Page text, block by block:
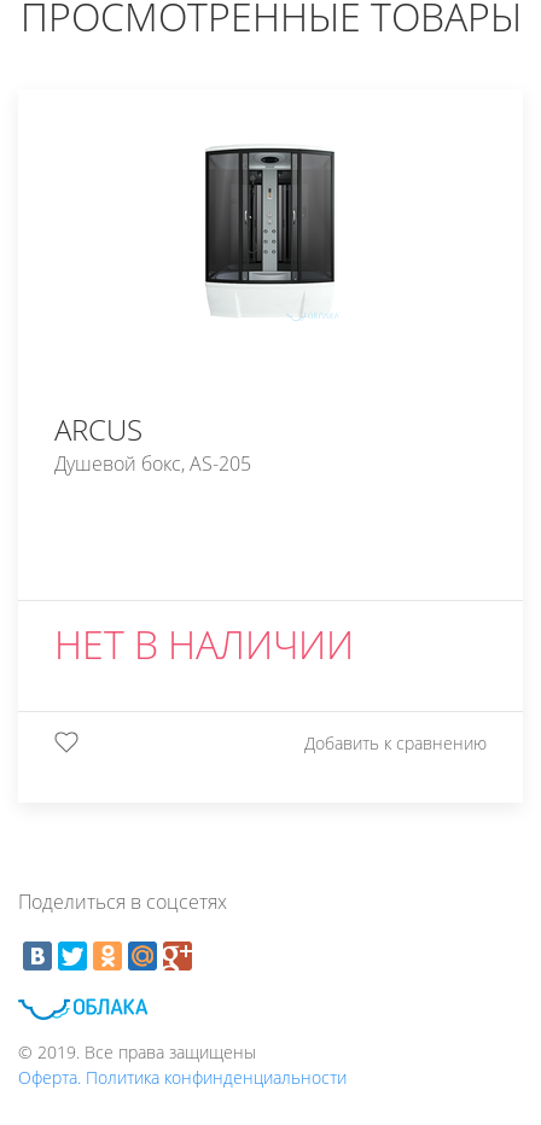
ПРОСМОТРЕННЫЕ ТОВАРЫ
ARCUS
Душевой бокс, AS-205
НЕТ В НАЛИЧИИ
Добавить к сравнению
Поделиться в соцсетях
© 2019. Все права защищены
Оферта. Политика конфинденциальности